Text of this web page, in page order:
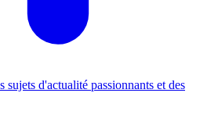
sujets d'actualité passionnants et des